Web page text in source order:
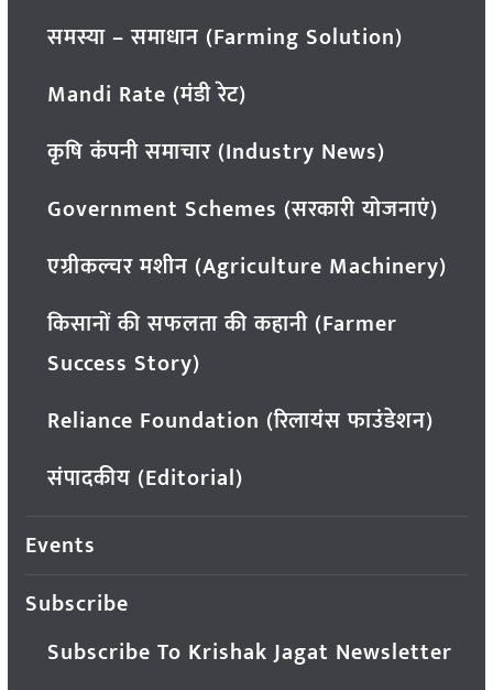
समस्या – समाधान (Farming Solution)
Mandi Rate (मंडी रेट)
कृषि कंपनी समाचार (Industry News)
Government Schemes (सरकारी योजनाएं)
एग्रीकल्चर मशीन (Agriculture Machinery)
किसानों की सफलता की कहानी (Farmer
Success Story)
Reliance Foundation (रिलायंस फाउंडेशन)
संपादकीय (Editorial)
Events
Subscribe
Subscribe To Krishak Jagat Newsletter